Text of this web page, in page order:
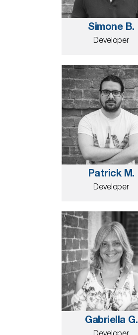
Simone B.
Developer
Patrick M.
Developer
Gabriella G.